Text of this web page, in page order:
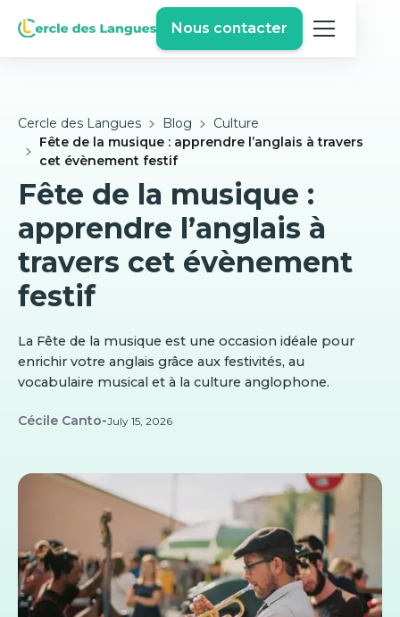
Nous contacter
Cercle des Langues Blog
Culture
Fête de la musique : apprendre l’anglais à travers
cet évènement festif
Fête de la musique :
apprendre l’anglais à
travers cet évènement
festif
La Fête de la musique est une occasion idéale pour
enrichir votre anglais grâce aux festivités, au
vocabulaire musical et à la culture anglophone.
Cécile Canto-July 15, 2026